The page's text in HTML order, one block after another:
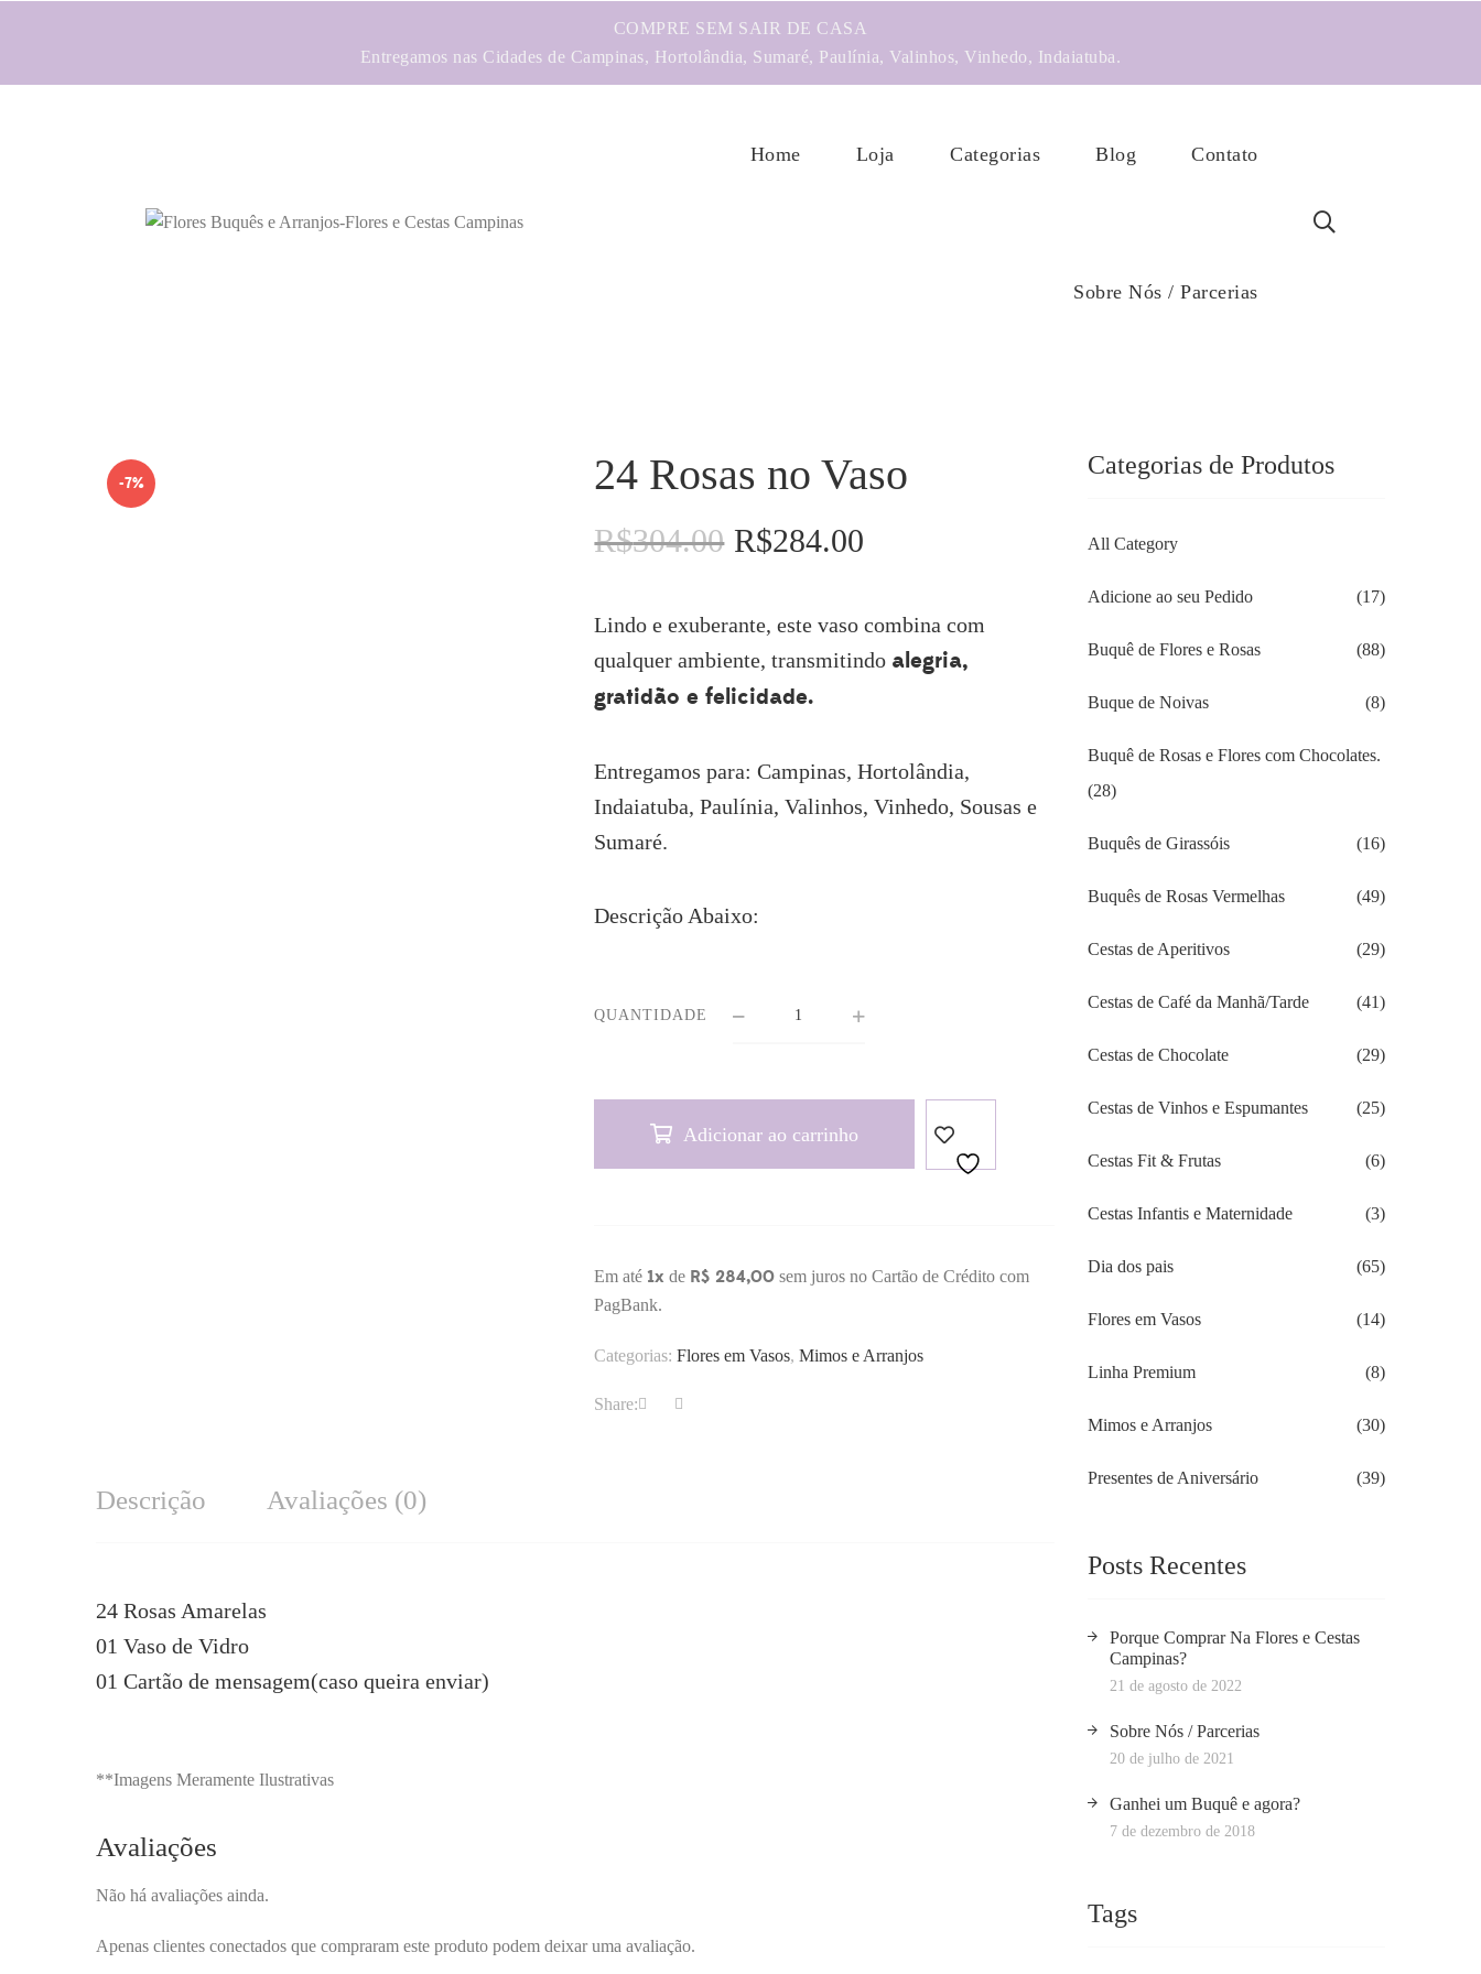
COMPRE SEM SAIR DE CASA
Entregamos nas Cidades de Campinas, Hortolândia, Sumaré, Paulínia, Valinhos, Vinhedo, Indaiatuba.
Home Loja Categorias Blog Contato
Sobre Nós / Parcerias
-7% 24 Rosas no Vaso
R$304.00 O
era:
R$284.00
é:
R$284.00.
Lindo e exuberante, este vaso combina com
qualquer ambiente, transmitindo alegria,
gratidão e felicidade.
Entregamos para: Campinas, Hortolândia,
Indaiatuba, Paulínia, Valinhos, Vinhedo, Sousas e
Sumaré.
Descrição Abaixo:
QUANTIDADE
Adicionar ao carrinho
Em até1x de R$ 284,00 sem juros no Cartão de Crédito com
PagBank.
Categorias:Flores em Vasos,Mimos e Arranjos
Share:
Descrição Avaliações (0)
24 Rosas Amarelas
01 Vaso de Vidro
01 Cartão de mensagem(caso queira enviar)
**Imagens Meramente Ilustrativas
Avaliações
Não há avaliações ainda.
Apenas clientes conectados que compraram este produto podem deixar uma avaliação.
Categorias de Produtos
All Category
Adicione ao seu Pedido (17)
Buquê de Flores e Rosas (88)
Buque de Noivas (8)
Buquê de Rosas e Flores com Chocolates.
(28)
Buquês de Girassóis (16)
Buquês de Rosas Vermelhas (49)
Cestas de Aperitivos (29)
Cestas de Café da Manhã/Tarde (41)
Cestas de Chocolate (29)
Cestas de Vinhos e Espumantes (25)
Cestas Fit & Frutas (6)
Cestas Infantis e Maternidade (3)
Dia dos pais (65)
Flores em Vasos (14)
Linha Premium (8)
Mimos e Arranjos (30)
Presentes de Aniversário (39)
Posts Recentes
Porque Comprar Na Flores e Cestas
Campinas?
21 de agosto de 2022
Sobre Nós / Parcerias
20 de julho de 2021
Ganhei um Buquê e agora?
7 de dezembro de 2018
Tags